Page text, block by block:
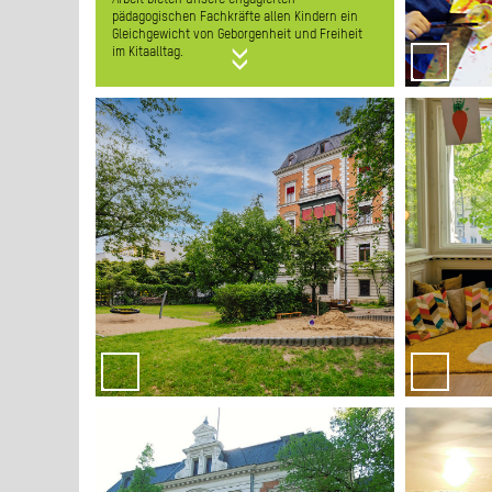
pädagogischen Fachkräfte allen Kindern ein
Gleichgewicht von Geborgenheit und Freiheit
im Kitaalltag.
Unser großzügiger, naturnah gestalteter Garten
mit Sandkasten, Rutsche und natürlichen
Klettermöglichkeiten ist für alle Kinder ein
Spiel- und Forscherparadies. Unser kleines
Wäldchen bietet für fantasievolle Rollenspiele
eine anregende Umgebung. Angrenzend an
unseren Garten schließt sich ein großer
Spielplatz mit Klettergerüst, Schaukeln und
Bolzplatz an, der besonders von den älteren
Kindern gerne genutzt wird. Wir gehen auch
gerne in den über die Wilhelmshöhe leicht zu
erreichenden Viktoriapark mit seinem
Rosengarten und beeindruckendem Wasserfall.
Der Bergmannkiez lädt uns zu vielseitigem
Stadterleben ein und bietet gute Möglichkeiten,
Verkehrsregeln zu erlernen und sich sicher in
der Stadt bewegen zu können.
Jede
Spiel
bieten
motorische
und
Turnhalle
in die
Mit diesen Kooperationspartnern
arbeiten wir eng zusammen: